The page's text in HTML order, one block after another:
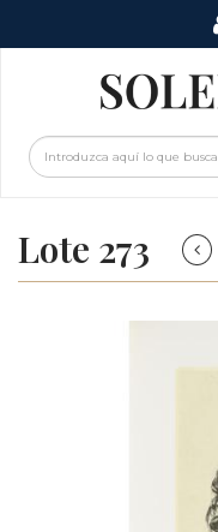
Lote 273